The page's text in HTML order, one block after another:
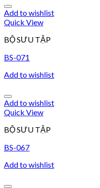
Add to wishlist
Quick View
BỘ SƯU TẬP
BS-071
Add to wishlist
Add to wishlist
Quick View
BỘ SƯU TẬP
BS-067
Add to wishlist